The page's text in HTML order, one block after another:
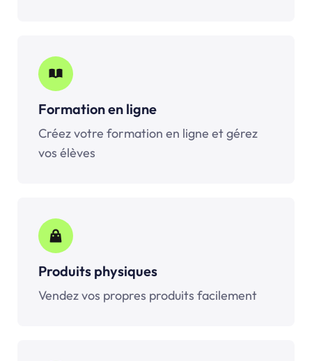
Formation en ligne
Créez votre formation en ligne et gérez
vos élèves
Produits physiques
Vendez vos propres produits facilement